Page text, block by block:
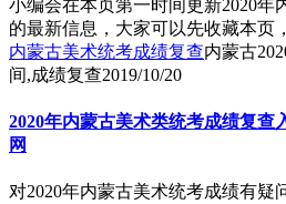
小编会在本页第一时间更新2020年
的最新信息，大家可以先收藏本页
内蒙古美术统考成绩复查内蒙古
间,成绩复查2019/10/20
2020年内蒙古美术类统考成绩复查
网
对2020年内蒙古美术统考成绩有疑